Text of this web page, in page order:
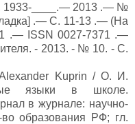
1933-____.— 2013 .— №
.— С. 11-13 .— (На
.— ISSN 0027-7371 .—
- 2013. - № 10. - С.
Kuprin / О. И.
языки в школе.
в журнале: научно-
образования РФ; гл.